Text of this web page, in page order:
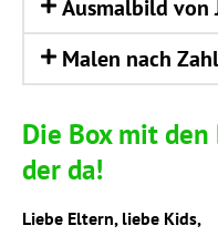
Aus­mal­bild von
Malen nach
Die Box mit
der da!
Lie­be Eltern, lie­be Kids,